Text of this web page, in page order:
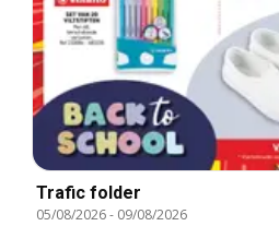
Trafic folder
05/08/2026- 09/08/2026